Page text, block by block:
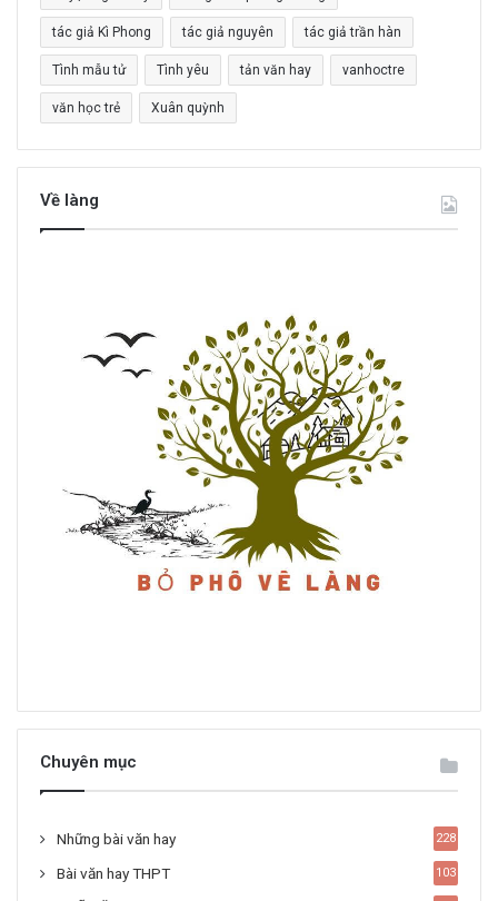
tác giả Kì Phong tác giả nguyên tác giả trần hàn
Tình mẫu tử Tình yêu tản văn hay vanhoctre
văn học trẻ Xuân quỳnh
Về làng
Chuyên mục
Những bài văn hay 228
Bài văn hay THPT 103